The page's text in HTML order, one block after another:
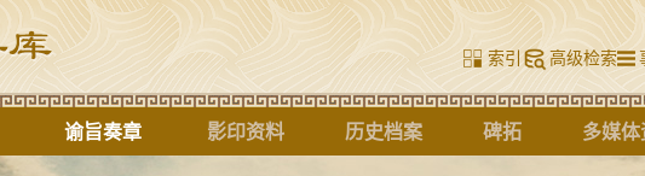
索引 高级检索
谕旨奏章 影印资料 历史档案 碑拓 多媒